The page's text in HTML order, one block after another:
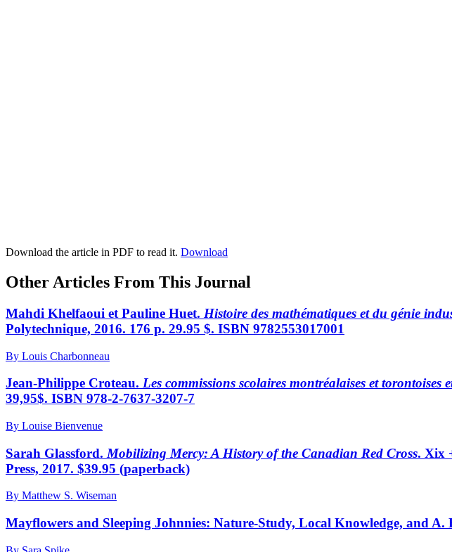
Download the article in PDF to read it. Download
Other Articles From This Journal
Mahdi Khelfaoui et Pauline Huet. Histoire des mathématiques et du génie
Polytechnique, 2016. 176 p. 29.95 $. ISBN 9782553017001
By Louis Charbonneau
Jean-Philippe Croteau. Les commissions scolaires montréalaises et torontoises
39,95$. ISBN 978-2-7637-3207-7
By Louise Bienvenue
Sarah Glassford. Mobilizing Mercy: A History of the Canadian Red Cross. Xix
Press, 2017. $39.95 (paperback)
By Matthew S. Wiseman
Mayflowers and Sleeping Johnnies: Nature-Study, Local Knowledge, and